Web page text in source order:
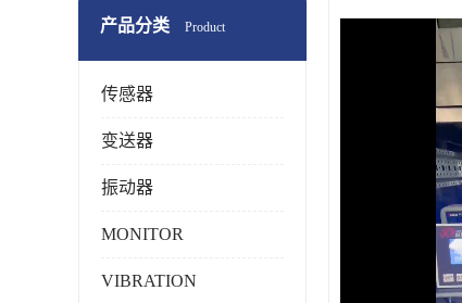
产品分类 Product
传感器
变送器
振动器
MONITOR
VIBRATION